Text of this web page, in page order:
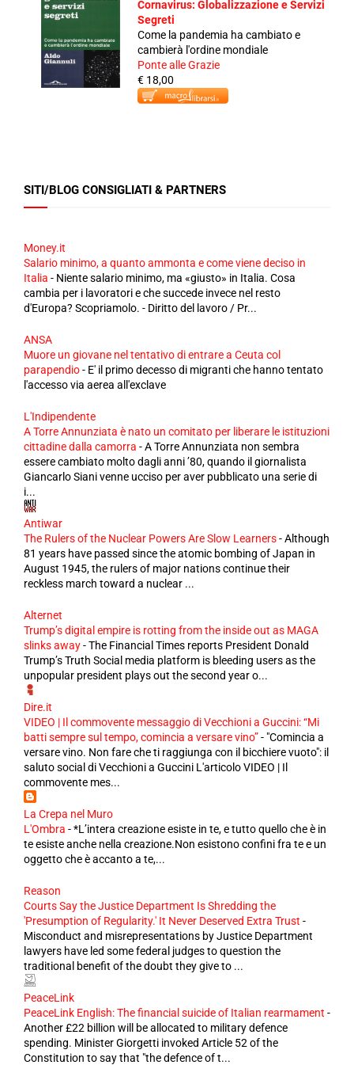
Cornavirus: Globalizzazione e Servizi
Segreti
Come la pandemia ha cambiato e
cambierà l'ordine mondiale
Ponte alle Grazie
€ 18,00
SITI/BLOG CONSIGLIATI & PARTNERS
Money.it
Salario minimo, a quanto ammonta e come viene deciso in
Italia - Niente salario minimo, ma «giusto» in Italia. Cosa
cambia per i lavoratori e che succede invece nel resto
d'Europa? Scopriamolo. - Diritto del lavoro / Pr...
ANSA
Muore un giovane nel tentativo di entrare a Ceuta col
parapendio- E' il primo decesso di migranti che hanno tentato
l'accesso via aerea all'exclave
L'Indipendente
A Torre Annunziata è nato un comitato per liberare le istituzioni
cittadine dalla camorra -A Torre Annunziata non sembra
essere cambiato molto dagli anni ’80, quando il giornalista
Giancarlo Siani venne ucciso per aver pubblicato una serie di
i...
Antiwar
The Rulers of the Nuclear Powers Are Slow Learners-Although
81 years have passed since the atomic bombing of Japan in
August 1945, the rulers of major nations continue their
reckless march toward a nuclear ...
Alternet
Trump’s digital empire is rotting from the inside out as MAGA
slinks away-The Financial Times reports President Donald
Trump’s Truth Social media platform is bleeding users as the
unpopular president plays out the second year o...
Dire.it
VIDEO | Il commovente messaggio di Vecchioni a Guccini: “Mi
batti sempre sul tempo, comincia a versare vino”- "Comincia a
versare vino. Non fare che ti raggiunga con il bicchiere vuoto": il
saluto social di Vecchioni a Guccini L'articolo VIDEO | Il
commovente mes...
La Crepa nel Muro
L'Ombra -*L’intera creazione esiste in te, e tutto quello che è in
te esiste anche nella creazione.Non esistono confini fra te e un
oggetto che è accanto a te,...
Reason
Courts Say the Justice Department Is Shredding the
'Presumption of Regularity.' It Never Deserved Extra Trust -
Misconduct and misrepresentations by Justice Department
lawyers have led some federal judges to question the
traditional benefit of the doubt they give to ...
PeaceLink
PeaceLink English: The financial suicide of Italian rearmament -
Another £22 billion will be allocated to military defence
spending. Minister Giorgetti invoked Article 52 of the
Constitution to say that "the defence of t...